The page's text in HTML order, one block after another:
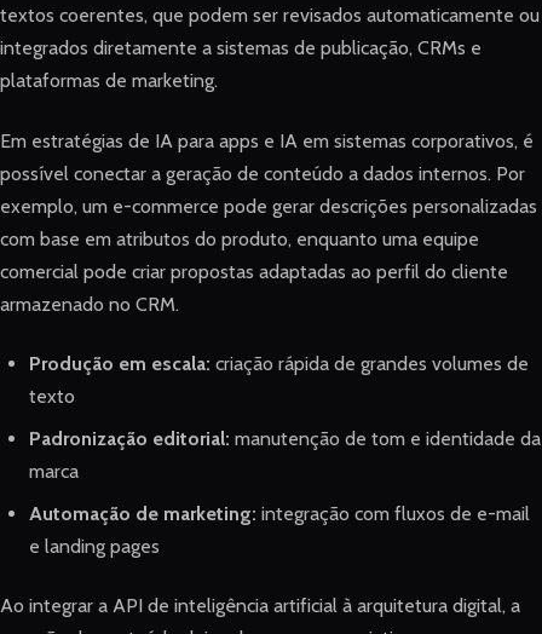
textos coerentes, que podem ser revisados automaticamente ou
integrados diretamente a sistemas de publicação, CRMs e
plataformas de marketing.
Em estratégias de IA para apps e IA em sistemas corporativos, é
possível conectar a geração de conteúdo a dados internos. Por
exemplo, um e-commerce pode gerar descrições personalizadas
com base em atributos do produto, enquanto uma equipe
comercial pode criar propostas adaptadas ao perfil do cliente
armazenado no CRM.
Produção em escala: criação rápida de grandes volumes de
texto
Padronização editorial: manutenção de tom e identidade da
marca
Automação de marketing: integração com fluxos de e-mail
e landing pages
Ao integrar a API de inteligência artificial à arquitetura digital, a